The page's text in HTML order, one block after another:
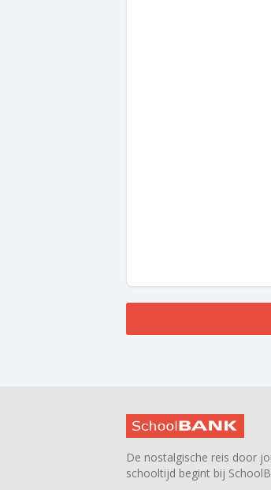
De nostalgische reis door
schooltijd begint bij